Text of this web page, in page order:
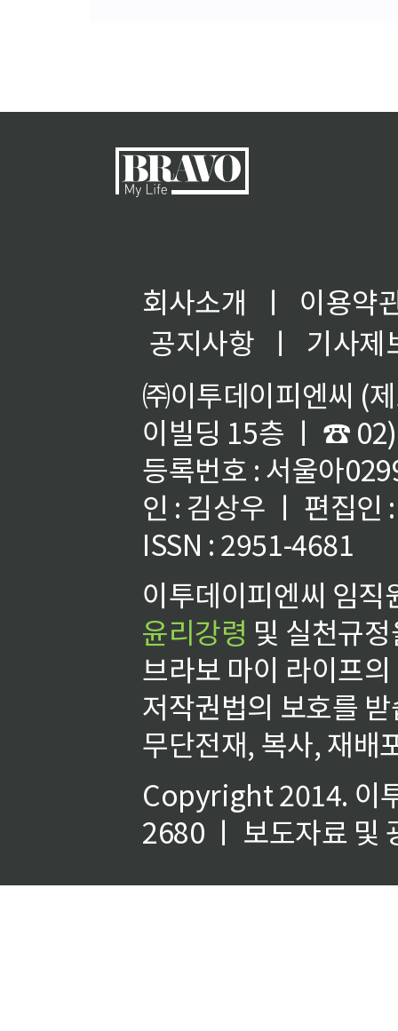
회사소개 ㅣ
이용약
공지사항
ㅣ
기사제
㈜이투데이피엔씨 (
이빌딩 15층 ㅣ ☎
등록번호 : 서울아
인 : 김상우 ㅣ 편집인
ISSN : 2951-4681
이투데이피엔씨 임
윤리강령 및 실천규
브라보 마이 라이프
저작권법의 보호를
무단전재, 복사, 재배
Copyright 2014. 이
2680 ㅣ 보도자료